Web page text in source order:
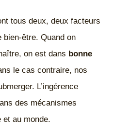
tous deux, deux facteurs
bien-être. Quand on
on est dans bonne
le cas contraire, nos
L’ingérence
des mécanismes
et au monde.